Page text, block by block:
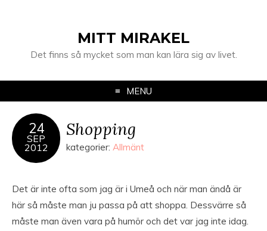
MITT MIRAKEL
Det finns så mycket som man kan lära sig av livet.
MENU
24
SEP
2012
Shopping
kategorier: Allmänt
Det är inte ofta som jag är i Umeå och när man ändå är
här så måste man ju passa på att shoppa. Dessvärre så
måste man även vara på humör och det var jag inte idag.